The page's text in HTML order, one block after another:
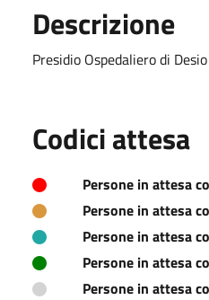
Descrizione
Presidio Ospedaliero di
Codici attesa
Persone in attesa
Persone in attesa
Persone in attesa
Persone in attesa
Persone in attesa